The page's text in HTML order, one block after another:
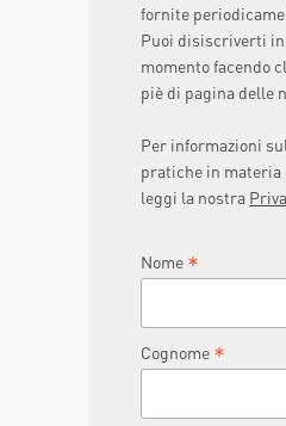
fornite
Puoi disiscriverti
momento facendo
piè di pagina delle
Per informazioni
pratiche in materia
leggi la nostra
Nome *
Cognome *